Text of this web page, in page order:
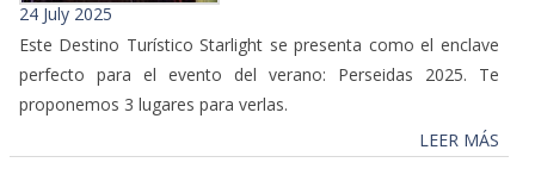
24 July 2025
Este Destino Turístico Starlight se presenta como el enclave
perfecto para el evento del verano: Perseidas 2025. Te
proponemos 3 lugares para verlas.
LEER MÁS